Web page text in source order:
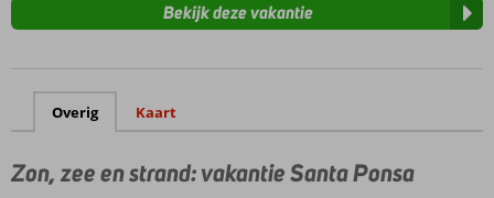
Bekijk deze vakantie
Overig Kaart
Zon, zee en strand: vakantie Santa Ponsa